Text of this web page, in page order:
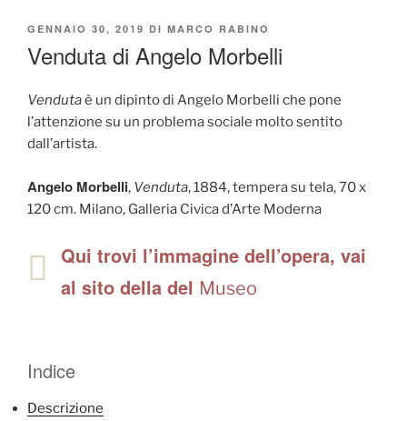
PUBBLICATO
GENNAIO 30, 2019 DI MARCO RABINO
Venduta di Angelo Morbelli
Vendutaè un dipinto di Angelo Morbelli che pone
l’attenzione su un problema sociale molto sentito
dall’artista.
Angelo Morbelli, Venduta, 1884, tempera su tela, 70 x
120 cm. Milano, Galleria Civica d’Arte Moderna
Qui trovi l’immagine dell’opera, vai
al sito della del Museo
Indice
Descrizione